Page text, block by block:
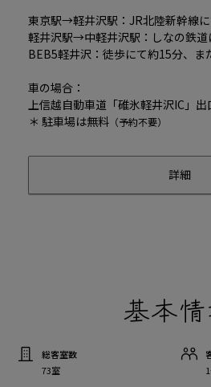
東京駅→軽井沢駅：JR北陸新幹線
軽井沢駅→中軽井沢駅：しなの鉄
BEB5軽井沢：徒歩にて約15分、ま
車の場合：
上信越自動車道「碓氷軽井沢IC」
＊ 駐車場は無料 （予約不要）
詳細
基本
総客室数
73室